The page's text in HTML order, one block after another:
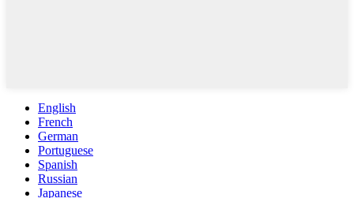
English
French
German
Portuguese
Spanish
Russian
Japanese